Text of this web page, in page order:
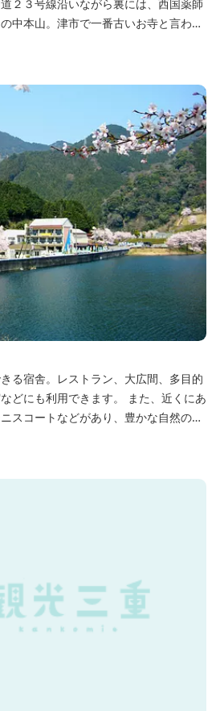
２３号線沿いながら裏には、西国薬師
中本山。津市で一番古いお寺と言われ
。
る宿舎。レストラン、大広間、多目的
どにも利用できます。 また、近くにあ
スコートなどがあり、豊かな自然の中
きます。